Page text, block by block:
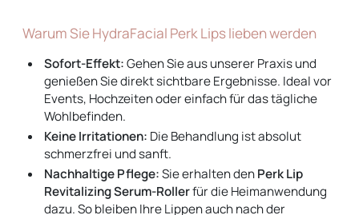
Warum Sie HydraFacial Perk Lips lieben werden
Sofort-Effekt:Gehen Sie aus unserer Praxis und
genießen Sie direkt sichtbare Ergebnisse. Ideal vor
Events, Hochzeiten oder einfach für das tägliche
Wohlbefinden.
Keine Irritationen: Die Behandlung ist absolut
schmerzfrei und sanft.
Nachhaltige Pflege:Sie erhalten denPerk Lip
Revitalizing Serum-Rollerfür die Heimanwendung
dazu. So bleiben Ihre Lippen auch nach der